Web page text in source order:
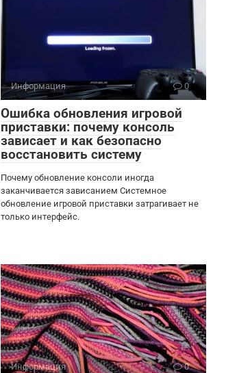
Информация 0
Ошибка обновления игровой
приставки: почему консоль
зависает и как безопасно
восстановить систему
Почему обновление консоли иногда
заканчивается зависанием Системное
обновление игровой приставки затрагивает не
только интерфейс.
Информация 0